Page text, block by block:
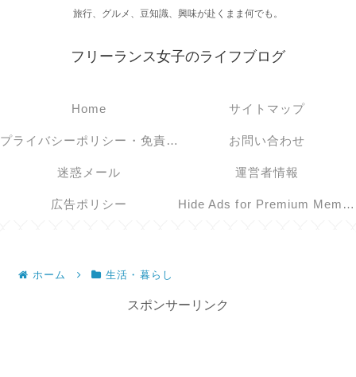
旅行、グルメ、豆知識、興味が赴くまま何でも。
フリーランス女子のライフブログ
Home サイトマップ
プライバシーポリシー・免責事項 お問い合わせ
迷惑メール 運営者情報
広告ポリシー Hide Ads for Premium Members
ホーム 生活・暮らし
スポンサーリンク